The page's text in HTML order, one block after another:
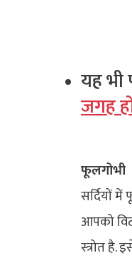
यह
जगह
फूलगोभी
सर्दियों
आपको
स्त्रोत